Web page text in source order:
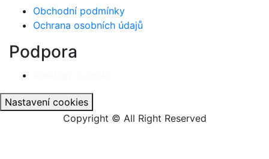
Obchodní podmínky
Ochrana osobních údajů
Podpora
Nastavení cookies
Copyright © All Right Reserved